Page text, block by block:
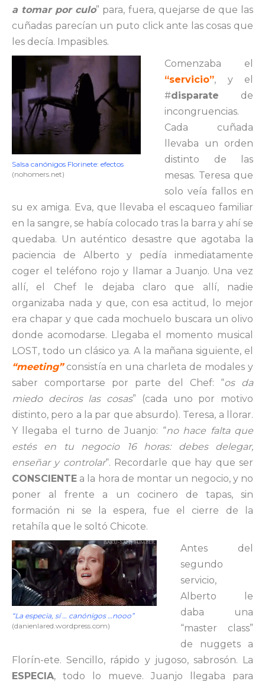
a tomar por culo” para, fuera, quejarse de que las
cuñadas parecían un puto click ante las cosas que
les decía. Impasibles.
Salsa canónigos Florinete: efectos
(nohomers.net)
Comenzaba el
“servicio”, y el
#disparate de
incongruencias.
Cada cuñada
llevaba un orden
distinto de las
mesas. Teresa que
solo veía fallos en
su ex amiga. Eva, que llevaba el escaqueo familiar
en la sangre, se había colocado tras la barra y ahí se
quedaba. Un auténtico desastre que agotaba la
paciencia de Alberto y pedía inmediatamente
coger el teléfono rojo y llamar a Juanjo. Una vez
allí, el Chef le dejaba claro que allí, nadie
organizaba nada y que, con esa actitud, lo mejor
era chapar y que cada mochuelo buscara un olivo
donde acomodarse. Llegaba el momento musical
LOST, todo un clásico ya. A la mañana siguiente, el
“meeting” consistía en una charleta de modales y
saber comportarse por parte del Chef: “os da
miedo deciros las cosas” (cada uno por motivo
distinto, pero a la par que absurdo). Teresa, a llorar.
Y llegaba el turno de Juanjo: “no hace falta que
estés en tu negocio 16 horas: debes delegar,
enseñar y controlar“. Recordarle que hay que ser
CONSCIENTE a la hora de montar un negocio, y no
poner al frente a un cocinero de tapas, sin
formación ni se la espera, fue el cierre de la
retahíla que le soltó Chicote.
“La especia, sí … canónigos …nooo”
(danienlared.wordpress.com)
Antes del
segundo
servicio,
Alberto le
daba una
“master class”
de nuggets a
Florín-ete. Sencillo, rápido y jugoso, sabrosón. La
ESPECIA, todo lo mueve. Juanjo llegaba para